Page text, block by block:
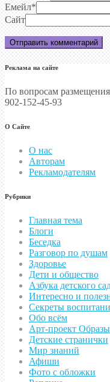
Емейл*
Сайт
Реклама на сайте
По вопросам
902-152-45-93
О Сайте
О нас
Авторам
Рекламодателям
Рубрики
Главная тема
Блоги
Беседка
Разговор по душам
Здоровье
Дети и общество
Азбука детского
Интересно и
Секреты
Обо всём
Арт-проект Образы
Детские странички
Мир знаний
Афиши
Фото с обложки